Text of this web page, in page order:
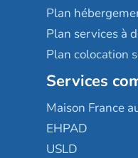
Plan
Plan services à
Plan colocation
Services
Maison France
EHPAD
USLD